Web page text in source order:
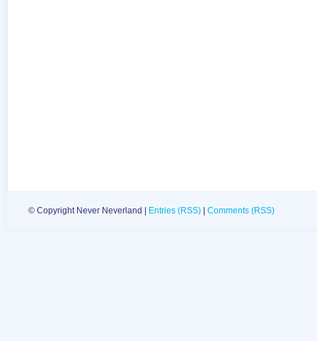
© Copyright Never Neverland | Entries (RSS) Comments (RSS)